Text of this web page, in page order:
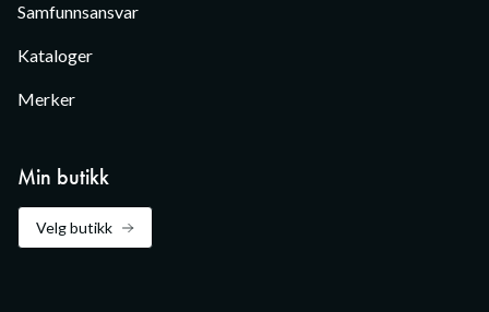
Samfunnsansvar
Kataloger
Merker
Min butikk
Velg butikk